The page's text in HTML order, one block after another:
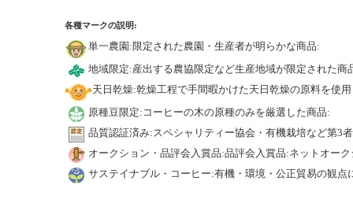
各種マークの説明:
単一農園:限定された農園・生産者が明らかな商品:
地域限定:産出する農協限定など生産地域が限定された商
天日乾燥:乾燥工程で手間暇かけた天日乾燥の原料を使
原種豆限定:コーヒーの木の原種のみを厳選した商品:
品質認証済み:スペシャリティー協会・有機栽培など第3
オークション・品評会入賞品:品評会入賞品:ネットオー
サステイナブル・コーヒー:有機・環境・公正貿易の観